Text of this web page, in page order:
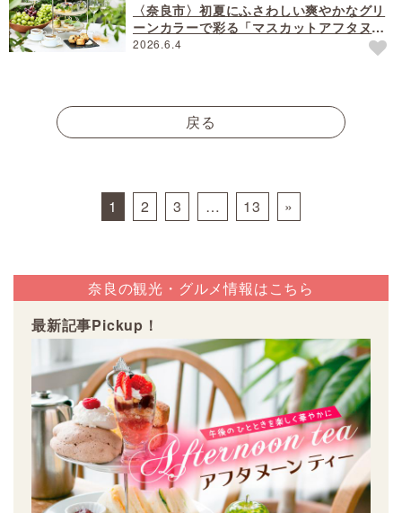
〈奈良市〉初夏にふさわしい爽やかなグリ
ーンカラーで彩る「マスカットアフタヌー
ンティー」
2026.6.4
戻る
Posts navigation
1 2 3 … 13 »
奈良の観光・グルメ情報はこちら
最新記事Pickup！